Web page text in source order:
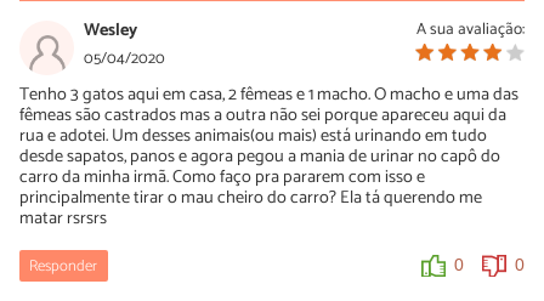
A sua avaliação:
Wesley
05/04/2020
Tenho 3 gatos aqui em casa, 2 fêmeas e 1 macho. O macho e uma das
fêmeas são castrados mas a outra não sei porque apareceu aqui da
rua e adotei. Um desses animais(ou mais) está urinando em tudo
desde sapatos, panos e agora pegou a mania de urinar no capô do
carro da minha irmã. Como faço pra pararem com isso e
principalmente tirar o mau cheiro do carro? Ela tá querendo me
matar rsrsrs
Responder 0 0